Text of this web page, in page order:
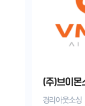
(주)브이몬
경리아웃소싱